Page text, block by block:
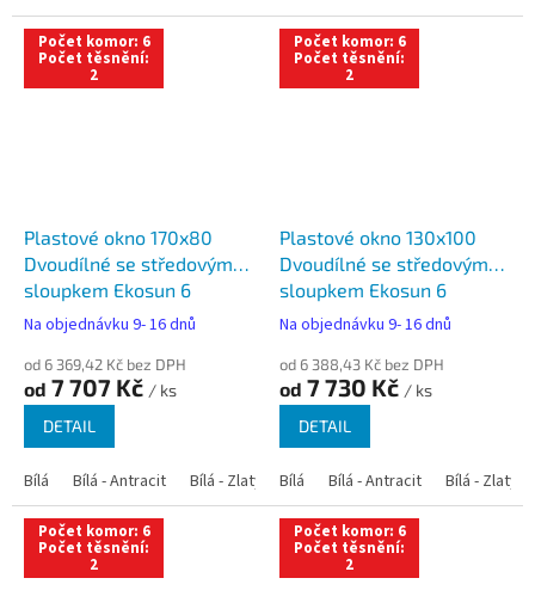
Počet komor: 6
Počet těsnění:
2
Plastové okno 170x80
Dvoudílné se středovým
sloupkem Ekosun 6
Na objednávku 9- 16 dnů
od 6 369,42 Kč bez DPH
od 7 707 Kč / ks
DETAIL
Bílá Bílá - Antracit Bílá - Zlatý dub Bílá - Tmavý dub Bílá -
Počet komor: 6
Počet těsnění:
2
Plastové okno 130x100
Dvoudílné se středovým
sloupkem Ekosun 6
Na objednávku 9- 16 dnů
od 6 388,43 Kč bez DPH
od 7 730 Kč / ks
DETAIL
Bílá Bílá - Antracit Bílá - Zlatý
Počet komor: 6
Počet těsnění:
2
Počet komor: 6
Počet těsnění:
2